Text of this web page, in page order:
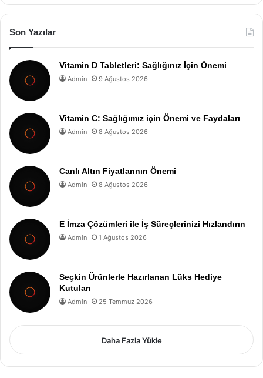
Son Yazılar
Vitamin D Tabletleri: Sağlığınız İçin Önemi
Admin 9 Ağustos 2026
Vitamin C: Sağlığımız için Önemi ve Faydaları
Admin 8 Ağustos 2026
Canlı Altın Fiyatlarının Önemi
Admin 8 Ağustos 2026
E İmza Çözümleri ile İş Süreçlerinizi Hızlandırın
Admin 1 Ağustos 2026
Seçkin Ürünlerle Hazırlanan Lüks Hediye
Kutuları
Admin 25 Temmuz 2026
Daha Fazla Yükle